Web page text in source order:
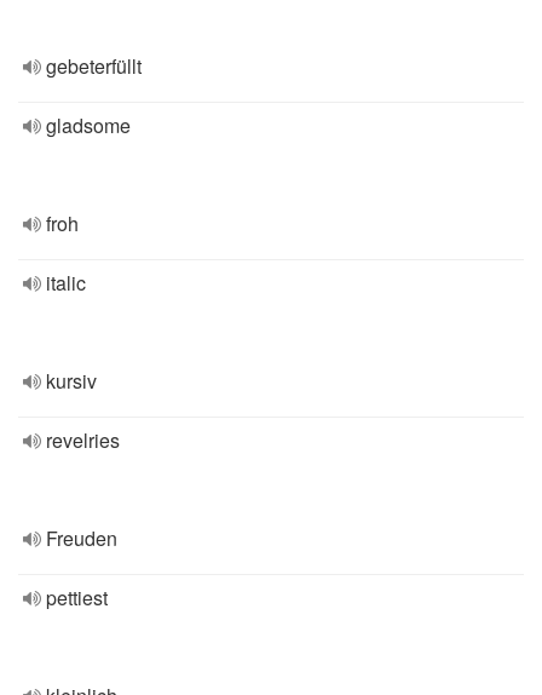
gebeterfüllt
gladsome
froh
italic
kursiv
revelries
Freuden
pettiest